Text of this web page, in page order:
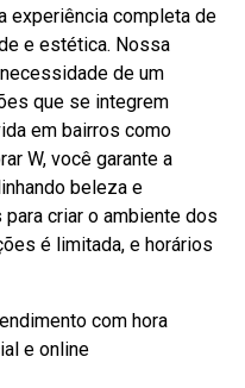
experiência completa de
e estética. Nossa
de um
que se integrem
em bairros como
W, você garante a
beleza e
criar o ambiente dos
é limitada, e horários
com hora
e online